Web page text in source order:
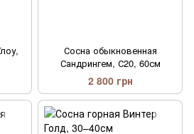
Сосна обыкновенная
Сандрингем, С20, 60см
2 800 грн